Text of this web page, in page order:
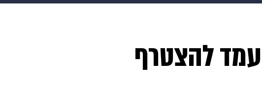
תשעה חודשים מתכונים פרויקטים מיוחדיםלהצטרף